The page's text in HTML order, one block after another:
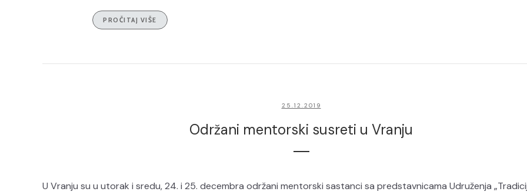
PROČITAJ VIŠE
25.12.2019
Održani mentorski susreti u Vranju
U Vranju su u utorak i sredu, 24. i 25. decembra održani mentorski sastanci sa predstavnicama Udruženja